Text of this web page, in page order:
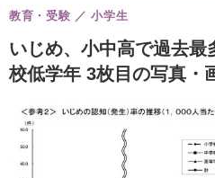
いじめ、小中高で過去
校低学年 3枚目の写真・
教育・受験 小学生